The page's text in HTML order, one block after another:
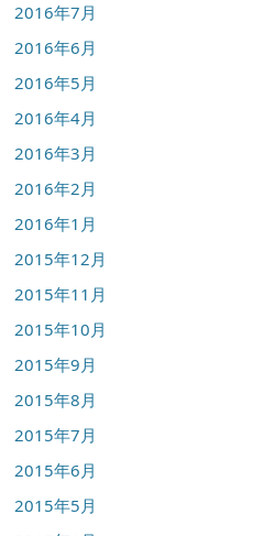
2016年7月
2016年6月
2016年5月
2016年4月
2016年3月
2016年2月
2016年1月
2015年12月
2015年11月
2015年10月
2015年9月
2015年8月
2015年7月
2015年6月
2015年5月